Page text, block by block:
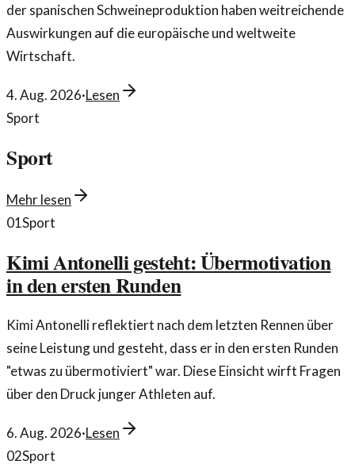
der spanischen Schweineproduktion haben weitreichende
Auswirkungen auf die europäische und weltweite
Wirtschaft.
4. Aug. 2026·Lesen
Sport
Sport
Mehr lesen
01Sport
Kimi Antonelli gesteht: Übermotivation
in den ersten Runden
Kimi Antonelli reflektiert nach dem letzten Rennen über
seine Leistung und gesteht, dass er in den ersten Runden
"etwas zu übermotiviert" war. Diese Einsicht wirft Fragen
über den Druck junger Athleten auf.
6. Aug. 2026·Lesen
02Sport